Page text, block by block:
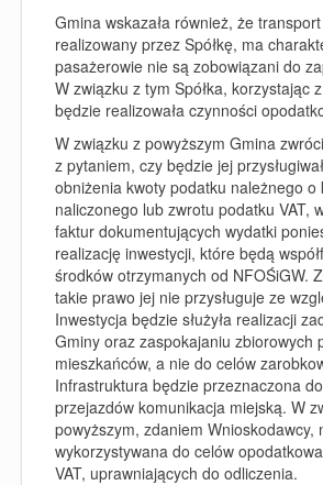
Gmina wskazała również, że
realizowany przez Spółkę, ma
pasażerowie nie są zobowiązani do
W związku z tym Spółka, korzystając
będzie realizowała czynności
W związku z powyższym Gmina
z pytaniem, czy będzie jej
obniżenia kwoty podatku należnego o
naliczonego lub zwrotu podatku VAT,
faktur dokumentujących wydatki
realizację inwestycji, które będą
środków otrzymanych od NFOŚiGW.
takie prawo jej nie przysługuje ze
Inwestycja będzie służyła realizacji
Gminy oraz zaspokajaniu zbiorowych
mieszkańców, a nie do celów
Infrastruktura będzie przeznaczona
przejazdów komunikacja miejską. W
powyższym, zdaniem Wnioskodawcy,
wykorzystywana do celów
VAT, uprawniających do odliczenia.